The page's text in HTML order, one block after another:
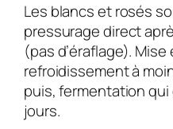
Les blancs et rosés
pressurage direct
(pas d’éraflage). Mise
refroidissement à
puis, fermentation
jours.